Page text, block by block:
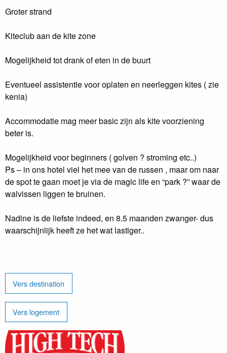
Groter strand
Kiteclub aan de kite zone
Mogelijkheid tot drank of eten in de buurt
Eventueel assistentie voor oplaten en neerleggen kites ( zie
kenia)
Accommodatie mag meer basic zijn als kite voorziening
beter is.
Mogelijkheid voor beginners ( golven ? stroming etc..)
Ps – in ons hotel viel het mee van de russen , maar om naar
de spot te gaan moet je via de magic life en “park ?” waar de
walvissen liggen te bruinen.
Nadine is de liefste indeed, en 8.5 maanden zwanger- dus
waarschijnlijk heeft ze het wat lastiger..
Vers destination
Vers logement